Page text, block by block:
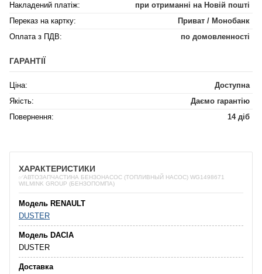
Накладений платіж:
при отриманні на Новій пошті
Переказ на картку:
Приват / Монобанк
Оплата з ПДВ:
по домовленності
ГАРАНТІЇ
Ціна:
Доступна
Якість:
Даємо гарантію
Повернення:
14 діб
ХАРАКТЕРИСТИКИ
✅АВТОЗАПЧАСТИНА БЕНЗОНАСОС (ТОПЛИВНЫЙ НАСОС) WG1498671
WILMINK GROUP (БЕНЗОПОМПА)
Модель RENAULT
DUSTER
Модель DACIA
DUSTER
Доставка